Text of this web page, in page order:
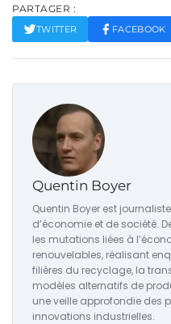
PARTAGER :
TWITTER FACEBOOK
Quentin Boyer
Quentin Boyer est
d’économie et de société.
les mutations liées à
renouvelables, réalisant
filières du recyclage, la
modèles alternatifs de
une veille approfondie des
innovations industrielles.